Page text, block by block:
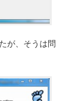
が、そうは問